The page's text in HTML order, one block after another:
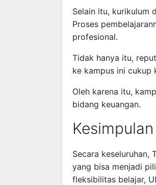
Selain itu, kurikulum
Proses
profesional.
Tidak hanya itu,
ke kampus ini cukup
Oleh karena itu,
bidang keuangan.
Kesimpulan
Secara keseluruhan,
yang bisa menjadi
fleksibilitas belajar,